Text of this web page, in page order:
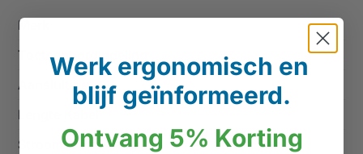
Merk
Toetsenbordindeling
AZERTY - BE
Aansluiting
Lengte Kabel
Stroomvoorziening
USB Kabel
Werk ergonomisch en
blijf geïnformeerd.
Ontvang 5% Korting